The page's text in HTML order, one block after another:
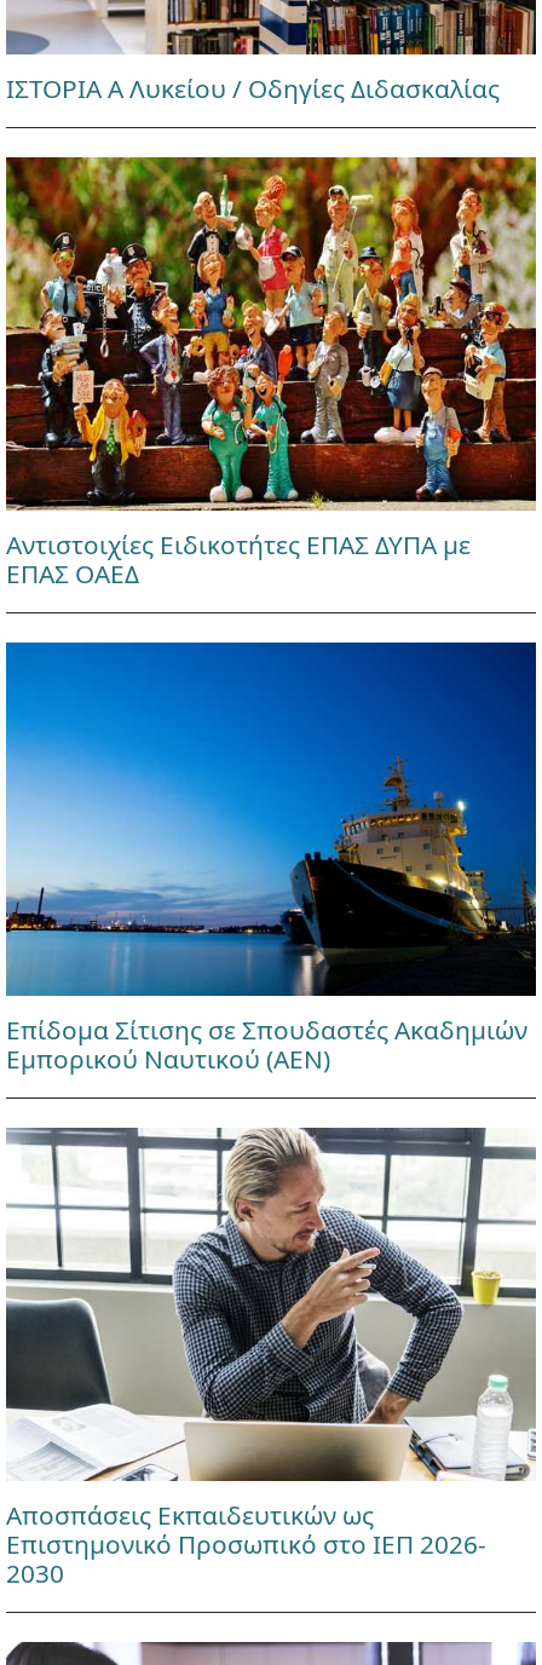
ΙΣΤΟΡΙΑ Α Λυκείου / Οδηγίες Διδασκαλίας
Αντιστοιχίες Ειδικοτήτες ΕΠΑΣ ΔΥΠΑ με
ΕΠΑΣ ΟΑΕΔ
Επίδομα Σίτισης σε Σπουδαστές Ακαδημιών
Εμπορικού Ναυτικού (ΑΕΝ)
Αποσπάσεις Εκπαιδευτικών ως
Επιστημονικό Προσωπικό στο ΙΕΠ 2026-
2030